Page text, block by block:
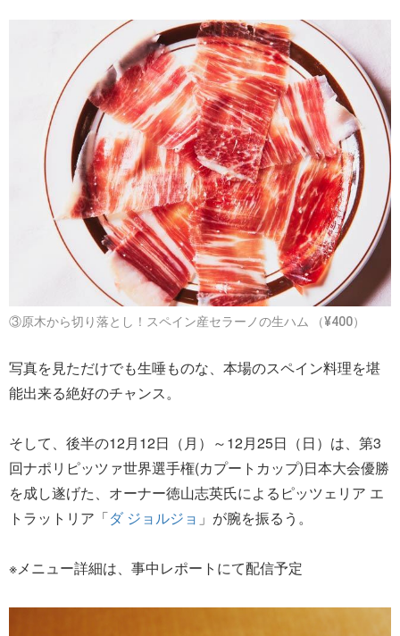
③原木から切り落とし！スペイン産セラーノの生ハム （¥400）
写真を見ただけでも生唾ものな、本場のスペイン料理を堪
能出来る絶好のチャンス。
そして、後半の12月12日（月）～12月25日（日）は、第3
回ナポリピッツァ世界選手権(カプートカップ)日本大会優勝
を成し遂げた、オーナー徳山志英氏によるピッツェリア エ
トラットリア「ダ ジョルジョ 」が腕を振るう。
※メニュー詳細は、事中レポートにて配信予定